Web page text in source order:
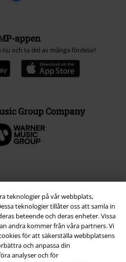
teknologier på vår webbplats,
teknologier tillåter oss att samla in
beteende och deras enheter. Vissa
andra kommer från våra partners. Vi
för att säkerställa webbplatsens
och anpassa din
analyser och för
appen
nu och ta del av många fördelar!
Group Company
Villkor